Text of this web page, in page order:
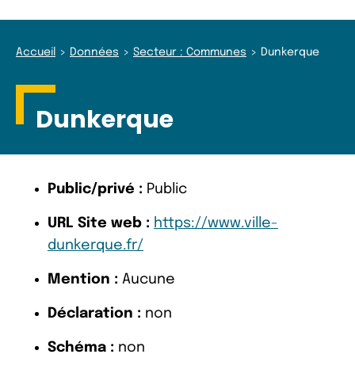
Accueil Données Secteur : Communes Dunkerque
Dunkerque
Public/privé : Public
URL Site web : https://www.ville-
dunkerque.fr/
Mention : Aucune
Déclaration : non
Schéma : non